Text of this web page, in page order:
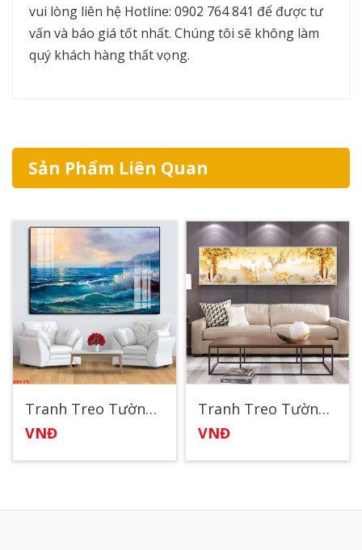
vui lòng liên hệ Hotline: 0902 764 841 để được tư
vấn và báo giá tốt nhất. Chúng tôi sẽ không làm
quý khách hàng thất vọng.
Sản Phẩm Liên Quan
Tranh Treo Tường Bình Minh Cùng Cơn Sóng
VNĐ
Tranh Treo Tường Gia Đình Hươu
VNĐ